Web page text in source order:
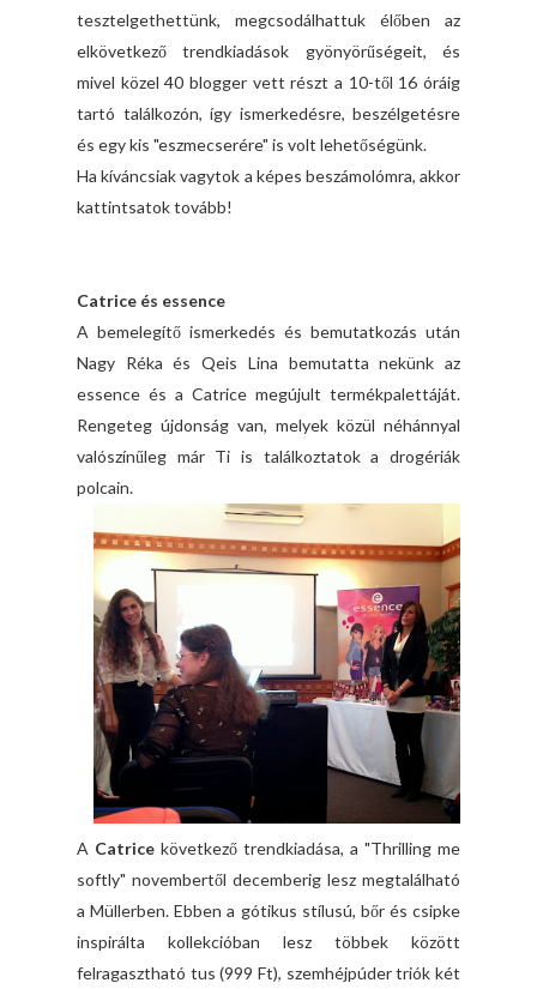
tesztelgethettünk, megcsodálhattuk élőben az
elkövetkező trendkiadások gyönyörűségeit, és
mivel közel 40 blogger vett részt a 10-től 16 óráig
tartó találkozón, így ismerkedésre, beszélgetésre
és egy kis "eszmecserére" is volt lehetőségünk.
Ha kíváncsiak vagytok a képes beszámolómra, akkor
kattintsatok tovább!
Catrice és essence
A bemelegítő ismerkedés és bemutatkozás után
Nagy Réka és Qeis Lina bemutatta nekünk az
essence és a Catrice megújult termékpalettáját.
Rengeteg újdonság van, melyek közül néhánnyal
valószínűleg már Ti is találkoztatok a drogériák
polcain.
A Catrice következő trendkiadása, a "Thrilling me
softly" novembertől decemberig lesz megtalálható
a Müllerben. Ebben a gótikus stílusú, bőr és csipke
inspirálta kollekcióban lesz többek között
felragasztható tus (999 Ft), szemhéjpúder triók két